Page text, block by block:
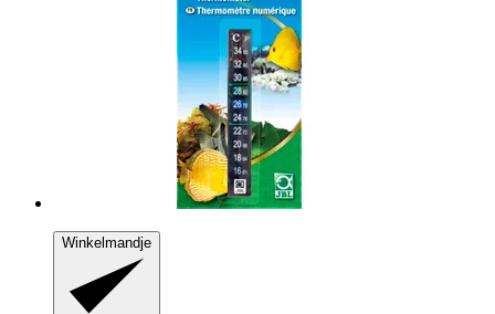
Winkelmandje